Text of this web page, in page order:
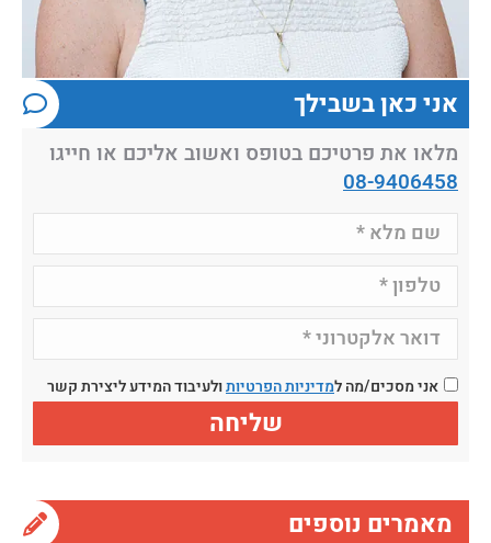
אני כאן בשבילך
מלאו את פרטיכם בטופס ואשוב אליכם או חייגו
08-9406458
אני מסכים/מה למדיניות הפרטיותולעיבוד המידע ליצירת קשר
מאמרים נוספים